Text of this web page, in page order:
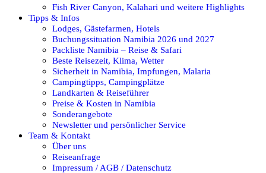
Fish River Canyon, Kalahari und weitere Highlights
Tipps & Infos
Lodges, Gästefarmen, Hotels
Buchungssituation Namibia 2026 und 2027
Packliste Namibia – Reise & Safari
Beste Reisezeit, Klima, Wetter
Sicherheit in Namibia, Impfungen, Malaria
Campingtipps, Campingplätze
Landkarten & Reiseführer
Preise & Kosten in Namibia
Sonderangebote
Newsletter und persönlicher Service
Team & Kontakt
Über uns
Reiseanfrage
Impressum / AGB / Datenschutz